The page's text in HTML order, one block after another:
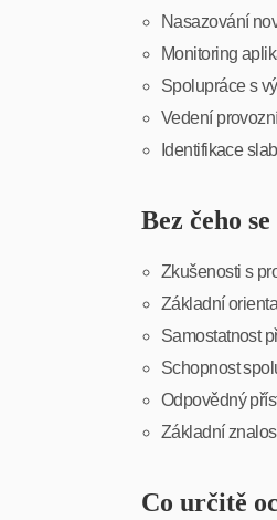
Nasazování
Monitoring
Spolupráce s
Vedení
Identifikace
Bez čeho
Zkušenosti s
Základní
Samostatnost
Schopnost
Odpovědný
Základní
Co určitě